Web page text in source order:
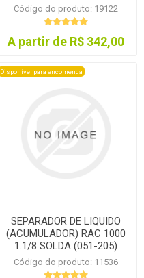
Código do produto: 19122
A partir de R$ 342,00
Disponível para encomenda
SEPARADOR DE LIQUIDO
(ACUMULADOR) RAC 1000
1.1/8 SOLDA (051-205)
Código do produto: 11536